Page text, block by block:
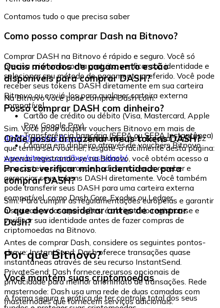
Contamos tudo o que precisa saber
Como posso comprar Dash na Bitnovo?
Comprar DASH na Bitnovo é rápido e seguro. Você só
precisa criar uma conta gratuita, verificar sua identidade e
selecionar seu método de pagamento preferido. Você pode
receber seus tokens DASH diretamente em sua carteira
Bitnovo ou enviá-los para qualquer carteira externa
compatível.
Quais métodos de pagamento estão
disponíveis para comprar DASH?
Na Bitnovo você pode comprar Dash com:
Cartão de crédito ou débito (Visa, Mastercard, Apple
Pay, Google Pay)
Transferência bancária (SEPA ou SEPA Instantânea)
Compra em dinheiro através de vouchers Bitnovo
Posso comprar DASH com dinheiro?
Sim. Você pode adquirir vouchers Bitnovo em mais de
40.000 pontos físicosdistribuídos pela Europa. Uma vez
que tenha seu voucher, resgate-o facilmente desta página:
www.bitnovo.com/buy/cash/dash/
Onde posso armazenar meus tokens DASH?
Apenas registrando-se na Bitnovo, você obtém acesso a
uma carteira segura onde pode armazenar, receber e
gerenciar seus tokens DASH diretamente. Você também
pode transferir seus DASH para uma carteira externa
compatível, como Dash Core, Exodus ou Ledger.
Preciso verificar minha identidade para
comprar DASH?
Sim. Para cumprir as regulamentações europeias e garantir
a segurança das operações, é obrigatório registrar-se e
verificar sua identidade antes de fazer compras de
criptomoedas na Bitnovo.
O que devo considerar antes de comprar
Dash?
Antes de comprar Dash, considere os seguintes pontos-
chave: InstantSend: Dash oferece transações quase
instantâneas através de seu recurso InstantSend.
PrivateSend: Dash fornece recursos opcionais de
privacidade para melhor anonimato de transações. Rede
masternode: Dash usa uma rede de duas camadas com
masternodes que fornecem serviços adicionais.
Por que Bitnovo?
Você mantém suas criptomoedas
A forma segura e prática de ter controle total dos seus